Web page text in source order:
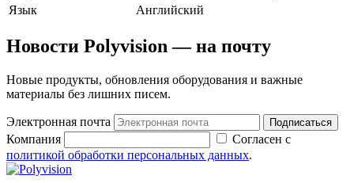
Язык
Английский
Новости Polyvision — на почту
Новые продукты, обновления оборудования и важные
материалы без лишних писем.
Электронная почта Подписаться
Компания
Согласен с
политикой обработки персональных данных.